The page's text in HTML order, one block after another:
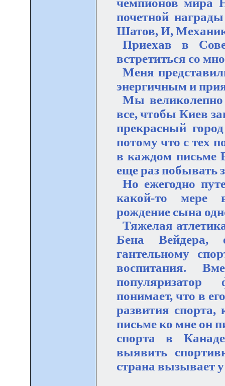
чемпионов мира
почетной
Шатов, И,
Приехав в
встретиться со
Меня
энергичным и
Мы великолепно
все, чтобы Киев
прекрасный
потому что с тех
в каждом письме
еще раз побывать
Но ежегодно
какой-то мере
рождение сына
Тяжелая
Бена Вейдера,
гантельному
воспитания.
популяризатор
понимает, что в
развития
письме ко мне он
спорта в
выявить
страна вызывает